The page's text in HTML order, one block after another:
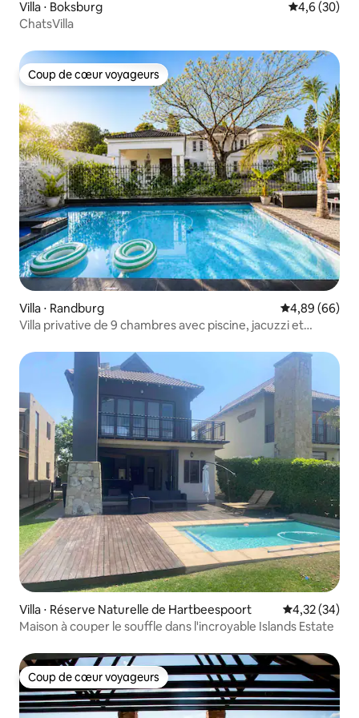
Villa ⋅ Boksburg Évaluation
4,6 (30)
ChatsVilla
Coup de cœur voyageurs
Coup de cœur voyageurs
Villa ⋅ Randburg Évaluation
4,89 (66)
Villa privative de 9 chambres avec piscine, jacuzzi et
Villa ⋅ Réserve Naturelle de Hartbeespoort Évaluation
4,32 (34)
Maison à couper le souffle dans l'incroyable Islands Estate
Coup de cœur voyageurs
Coup de cœur voyageurs